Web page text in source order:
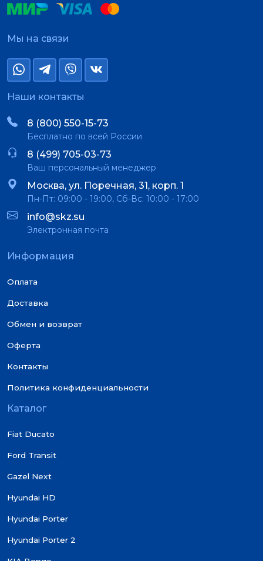
Мы на связи
Наши контакты
8 (800) 550-15-73
Бесплатно по всей России
8 (499) 705-03-73
Ваш персональный менеджер
Москва, ул. Поречная, 31, корп. 1
Пн-Пт: 09:00 - 19:00, Сб-Вс: 10:00 - 17:00
info@skz.su
Электронная почта
Информация
Оплата
Доставка
Обмен и возврат
Оферта
Контакты
Политика конфиденциальности
Каталог
Fiat Ducato
Ford Transit
Gazel Next
Hyundai HD
Hyundai Porter
Hyundai Porter 2